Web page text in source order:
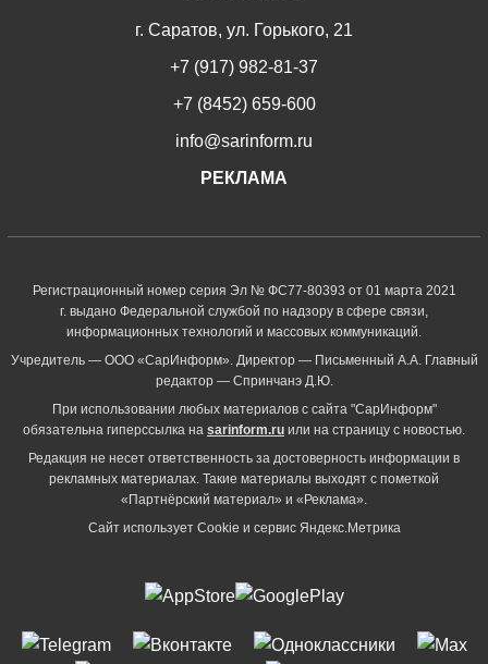
г. Саратов, ул. Горького, 21
+7 (917) 982-81-37
+7 (8452) 659-600
info@sarinform.ru
РЕКЛАМА
Регистрационный номер серия Эл № ФС77-80393 от 01 марта 2021
г. выдано Федеральной службой по надзору в сфере связи,
информационных технологий и массовых коммуникаций.
Учредитель — ООО «СарИнформ». Директор — Письменный А.А. Главный
редактор — Спринчанэ Д.Ю.
При использовании любых материалов с сайта "СарИнформ"
обязательна гиперссылка на sarinform.ru или на страницу с новостью.
Редакция не несет ответственность за достоверность информации в
рекламных материалах. Такие материалы выходят с пометкой
«Партнёрский материал» и «Реклама».
Сайт использует Cookie и сервиc Яндекс.Метрика